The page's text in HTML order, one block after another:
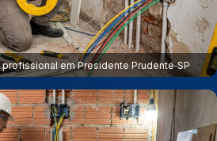
em Presidente Prudente‑SP